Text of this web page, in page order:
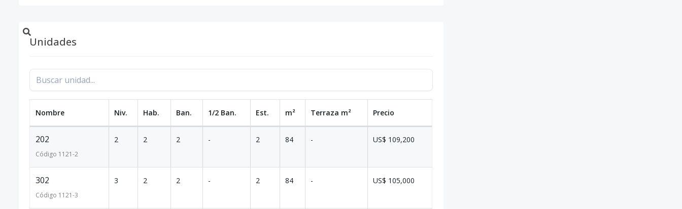
Unidades
Nombre Niv. Hab. Ban. 1/2 Ban. Est. m² Terraza m² Precio
202
Código 1121-2
2 2 2 - 2 84 - US$ 109,200
302
Código 1121-3
3 2 2 - 2 84 - US$ 105,000